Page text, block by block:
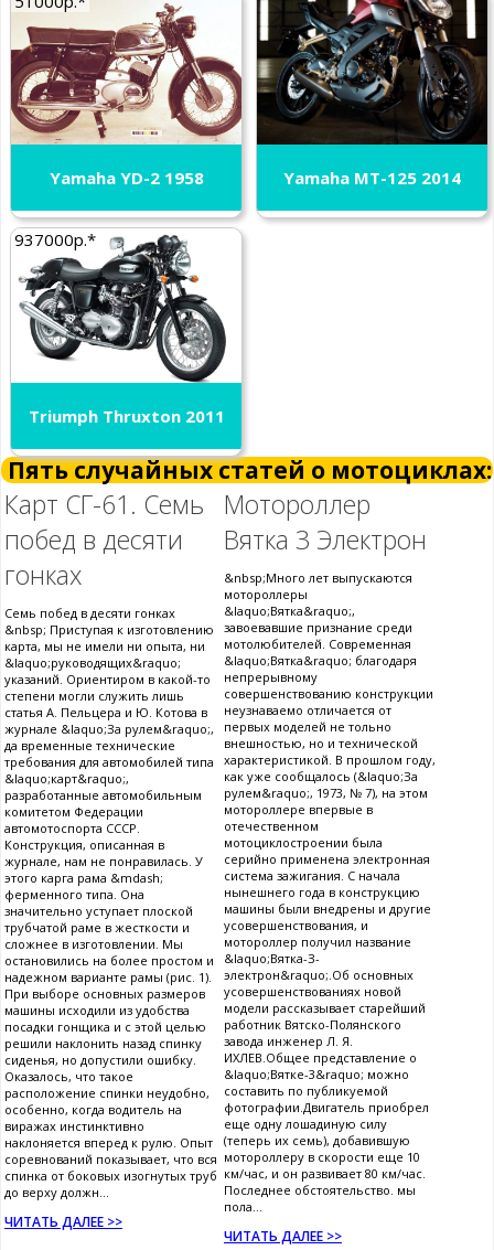
Yamaha YD-2 1958 Yamaha MT-125 2014
937000р.*
Triumph Thruxton 2011
Пять случайных статей о мотоциклах:
Карт СГ-61. Семь
побед в десяти
гонках
Семь побед в десяти гонках
&nbsp; Приступая к изготовлению
карта, мы не имели ни опыта, ни
&laquo;руководящих&raquo;
указаний. Ориентиром в какой-то
степени могли служить лишь
статья А. Пельцера и Ю. Котова в
журнале &laquo;За рулем&raquo;,
да временные технические
требования для автомобилей типа
&laquo;карт&raquo;,
разработанные автомобильным
комитетом Федерации
автомотоспорта СССР.
Конструкция, описанная в
журнале, нам не понравилась. У
этого карга рама &mdash;
ферменного типа. Она
значительно уступает плоской
трубчатой раме в жесткости и
сложнее в изготовлении. Мы
остановились на более простом и
надежном варианте рамы (рис. 1).
При выборе основных размеров
машины исходили из удобства
посадки гонщика и с этой целью
решили наклонить назад спинку
сиденья, но допустили ошибку.
Оказалось, что такое
расположение спинки неудобно,
особенно, когда водитель на
виражах инстинктивно
наклоняется вперед к рулю. Опыт
соревнований показывает, что вся
спинка от боковых изогнутых труб
до верху должн...
ЧИТАТЬ ДАЛЕЕ >>
Мотороллер
Вятка 3 Электрон
&nbsp;Много лет выпускаются
мотороллеры
&laquo;Вятка&raquo;,
завоевавшие признание среди
мотолюбителей. Современная
&laquo;Вятка&raquo; благодаря
непрерывному
совершенствованию конструкции
неузнаваемо отличается от
первых моделей не тольно
внешностью, но и технической
характеристикой. В прошлом году,
как уже сообщалось (&laquo;За
рулем&raquo;, 1973, № 7), на этом
мотороллере впервые в
отечественном
мотоциклостроении была
серийно применена электронная
система зажигания. С начала
нынешнего года в конструкцию
машины были внедрены и другие
усовершенствования, и
мотороллер получил название
&laquo;Вятка-З-
электрон&raquo;.Об основных
усовершенствованиях новой
модели рассказывает старейший
работник Вятско-Полянского
завода инженер Л. Я.
ИХЛЕВ.Общее представление о
&laquo;Вятке-3&raquo; можно
составить по публикуемой
фотографии.Двигатель приобрел
еще одну лошадиную силу
(теперь их семь), добавившую
мотороллеру в скорости еще 10
км/час, и он развивает 80 км/час.
Последнее обстоятельство. мы
пола...
ЧИТАТЬ ДАЛЕЕ >>